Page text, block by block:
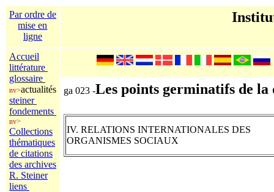
Par ordre de
mise en
ligne
Accueil
littérature
glossaire
nv>actualités
steiner
fondements
nv>
Collections
thématiques
de citations
des archives
R. Steiner
liens
ga 023 -Les points germinatifs de la
IV. RELATIONS INTERNATIONALES DES
ORGANISMES SOCIAUX